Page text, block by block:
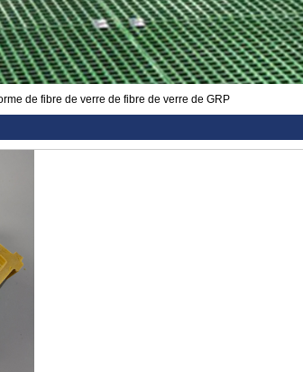
de fibre de verre de fibre de verre de GRP